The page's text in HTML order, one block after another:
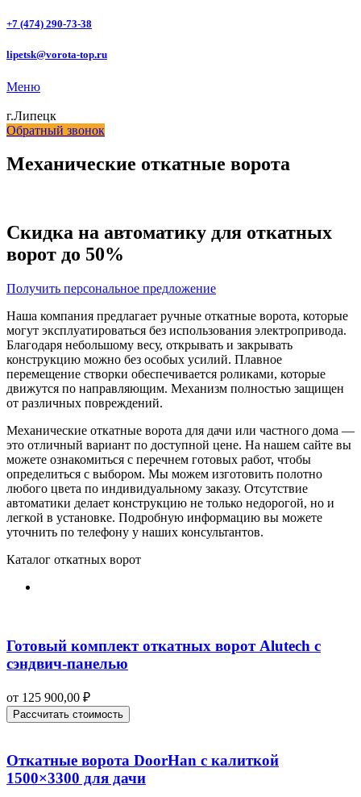
+7 (474) 290-73-38
lipetsk@vorota-top.ru
Меню
г.Липецк
Обратный звонок
Механические откатные ворота
Скидка на автоматику для откатных
ворот до 50%
Получить персональное предложение
Наша компания предлагает ручные откатные ворота, которые
могут эксплуатироваться без использования электропривода.
Благодаря небольшому весу, открывать и закрывать
конструкцию можно без особых усилий. Плавное
перемещение створки обеспечивается роликами, которые
движутся по направляющим. Механизм полностью защищен
от различных повреждений.
Механические откатные ворота для дачи или частного дома —
это отличный вариант по доступной цене. На нашем сайте вы
можете ознакомиться с перечнем готовых работ, чтобы
определиться с выбором. Мы можем изготовить полотно
любого цвета по индивидуальному заказу. Отсутствие
автоматики делает конструкцию не только недорогой, но и
легкой в установке. Подробную информацию вы можете
уточнить по телефону у наших консультантов.
Каталог откатных ворот
Готовый комплект откатных ворот Alutech с
сэндвич-панелью
от 125 900,00 ₽
Рассчитать стоимость
Откатные ворота DoorHan с калиткой
1500×3300 для дачи